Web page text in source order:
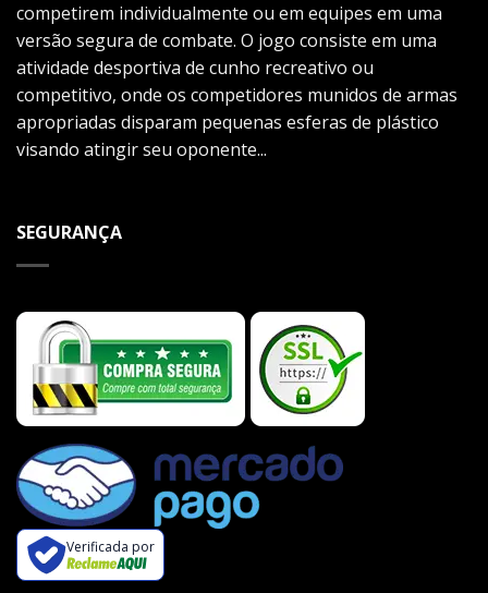
competirem individualmente ou em equipes em uma
versão segura de combate. O jogo consiste em uma
atividade desportiva de cunho recreativo ou
competitivo, onde os competidores munidos de armas
apropriadas disparam pequenas esferas de plástico
visando atingir seu oponente...
SEGURANÇA
Verificada por